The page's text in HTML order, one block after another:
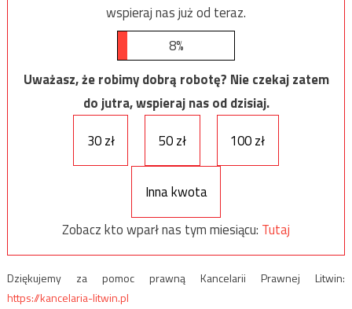
wspieraj nas już od teraz.
8%
Uważasz, że robimy dobrą robotę? Nie czekaj zatem
do jutra, wspieraj nas od dzisiaj.
30 zł
50 zł 100 zł
Inna kwota
Zobacz kto wparł nas tym miesiącu: Tutaj
Dziękujemy za pomoc prawną Kancelarii Prawnej Litwin:
https://kancelaria-litwin.pl